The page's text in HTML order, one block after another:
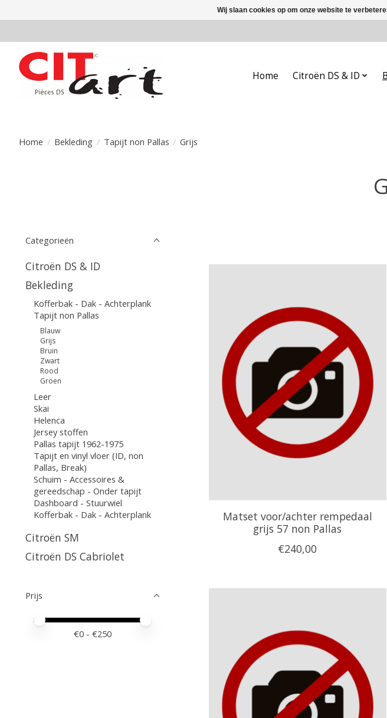
Home Citroën DS & ID
Home / Bekleding / Tapijt non Pallas / Grijs
Categorieën
Citroën DS & ID
Bekleding
Kofferbak - Dak - Achterplank
Tapijt non Pallas
Blauw
Grijs
Bruin
Zwart
Rood
Groen
Leer
Skai
Helenca
Jersey stoffen
Pallas tapijt 1962-1975
Tapijt en vinyl vloer (ID, non
Pallas, Break)
Schuim - Accessoires &
gereedschap - Onder tapijt
Dashboard - Stuurwiel
Kofferbak - Dak - Achterplank
Citroën SM
Citroën DS Cabriolet
Prijs
Minimale prijswaarde
Price maximum value
€0 - €250
Matset voor/achter rempedaal
grijs 57 non Pallas
€240,00
Wij slaan cookies op om onze website te